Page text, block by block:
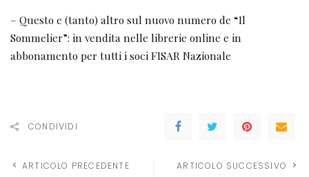
– Questo e (tanto) altro sul nuovo numero de “Il
Sommelier”: in vendita nelle librerie online e in
abbonamento per tutti i soci FISAR Nazionale
CONDIVIDI
ARTICOLO PRECEDENTE ARTICOLO SUCCESSIVO